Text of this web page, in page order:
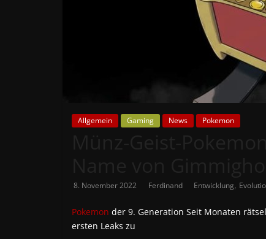
aktuellsten
Japan
Deutschland
Allgemein Gaming News Pokemon
8. November 2022 Ferdinand Entwicklung,
Pokemon der 9. Generation Seit Monaten
ersten Leaks zu